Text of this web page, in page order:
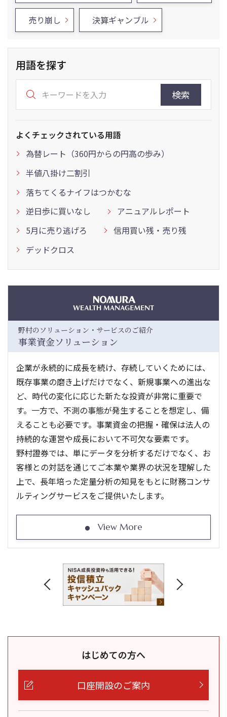
売り崩し 決算ギャンブル
用語を探す
検索
よくチェックされている用語
為替レート（360円からの円高の歩み）
半値八掛け二割引
落ちてくるナイフはつかむな
逆日歩に買いなし
アニュアルレポート
5月に売り逃げろ
信用買い残・売り残
デッドクロス
野村のソリューション・サービスのご紹介
事業資金ソリューション
企業が永続的に成長を続け、存続していくためには、
既存事業の磨き上げだけでなく、新規事業への進出な
ど、時代の変化に応じた新たな投資が非常に重要で
す。一方で、不測の事態が発生することを想定し、備
えることも必要です。事業資金の把握・確保は法人の
持続的な運営や成長において不可欠な要素です。
野村證券では、単にデータを分析するだけでなく、お
客様との対話を通じてご本業や業界の状況を理解した
上で、長年培った定量分析の知見をもとに財務コンサ
ルティングサービスをご提供いたします。
View More
はじめての方へ
口座開設のご案内